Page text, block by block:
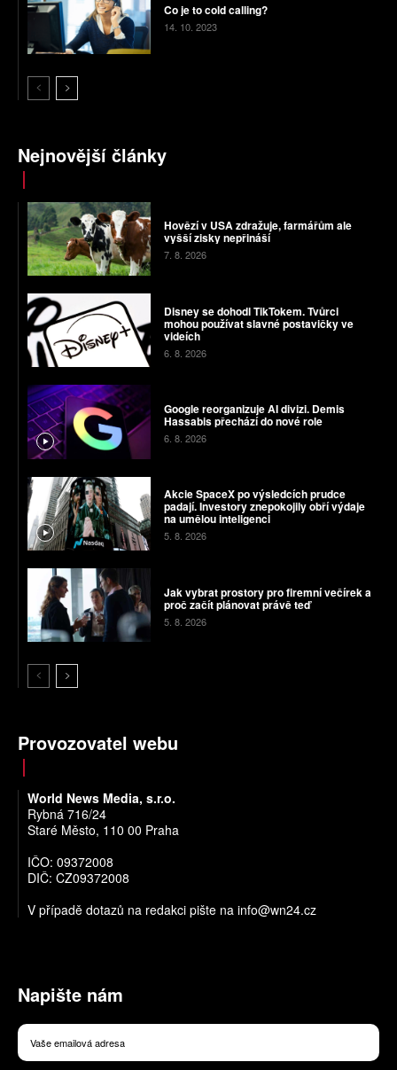
Co je to cold calling?
14. 10. 2023
Nejnovější články
Hovězí v USA zdražuje, farmářům ale
vyšší zisky nepřináší
7. 8. 2026
Disney se dohodl TikTokem. Tvůrci
mohou používat slavné postavičky ve
videích
6. 8. 2026
Google reorganizuje AI divizi. Demis
Hassabis přechází do nové role
6. 8. 2026
Akcie SpaceX po výsledcích prudce
padají. Investory znepokojily obří výdaje
na umělou inteligenci
5. 8. 2026
Jak vybrat prostory pro firemní večírek a
proč začít plánovat právě teď
5. 8. 2026
Provozovatel webu
World News Media, s.r.o.
Rybná 716/24
Staré Město, 110 00 Praha
IČO: 09372008
DIČ: CZ09372008
V případě dotazů na redakci pište na info@wn24.cz
Napište nám